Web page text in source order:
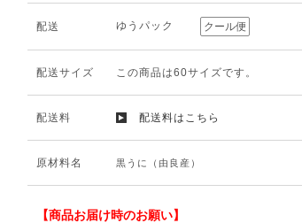
配送 ゆうパック クール便
配送サイズ この商品は60サイズです。
配送料 配送料はこちら
原材料名 黒うに（由良産）
【商品お届け時のお願い】